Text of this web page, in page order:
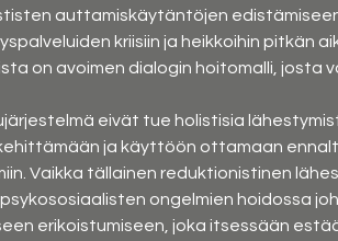
auttamiskäytäntöjen
kriisiin ja heikkoihin pitkän
on avoimen dialogin hoitomalli, josta
eivät tue holistisia
ja käyttöön ottamaan
Vaikka tällainen reduktionistinen
ongelmien hoidossa
erikoistumiseen, joka itsessään